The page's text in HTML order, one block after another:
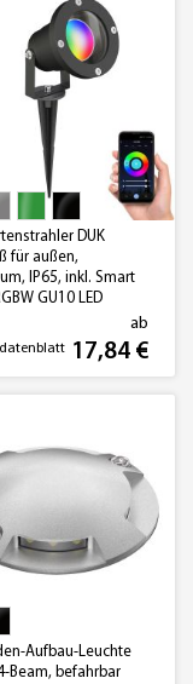
DUK
für außen,
IP65, inkl. Smart
GU10 LED
473lm (Farbe ab
17,84 €
Aufbau-Leuchte
Beam, befahrbar